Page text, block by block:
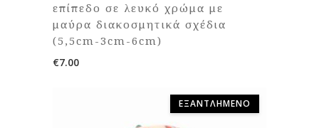
επίπεδο σε λευκό χρώμα με
μαύρα διακοσμητικά σχέδια
(5,5cm-3cm-6cm)
€7.00
ΕΞΑΝΤΛΗΜΈΝΟ